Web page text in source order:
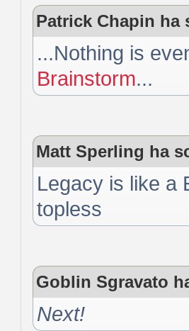
Patrick Chapin ha
...Nothing is
Brainstorm...
Matt Sperling ha
Legacy is like a
topless
Goblin Sgravato
Next!